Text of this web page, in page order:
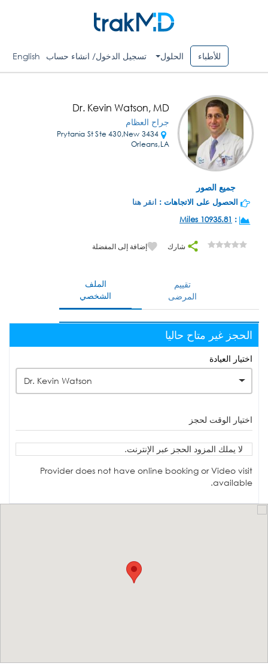
للأطباء الحلول تسجيل الدخول/ انشاء حساب English
جميع الصور
Dr. Kevin Watson, MD
جراح العظام
3434 Prytania St Ste 430,New
Orleans,LA
الحصول على الاتجاهات : انقر هنا
:
10935.81 Miles
شارك إضافة إلى المفضلة
الملف
الشخصي
تقييم
المرضى
الحجز غير متاح حاليا
اختيار العيادة
Dr. Kevin Watson
اختيار الوقت لحجز
لا يملك المزود الحجز عبر الإنترنت.
Provider does not have online booking or Video visit
available.